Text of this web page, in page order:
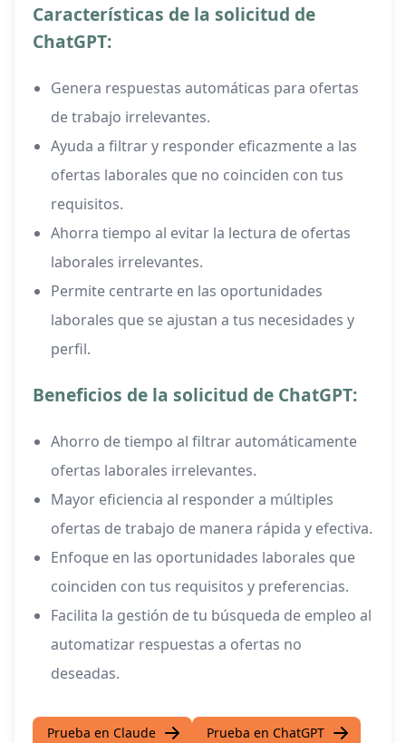
Características de la solicitud de
ChatGPT:
Genera respuestas automáticas para ofertas
de trabajo irrelevantes.
Ayuda a filtrar y responder eficazmente a las
ofertas laborales que no coinciden con tus
requisitos.
Ahorra tiempo al evitar la lectura de ofertas
laborales irrelevantes.
Permite centrarte en las oportunidades
laborales que se ajustan a tus necesidades y
perfil.
Beneficios de la solicitud de ChatGPT:
Ahorro de tiempo al filtrar automáticamente
ofertas laborales irrelevantes.
Mayor eficiencia al responder a múltiples
ofertas de trabajo de manera rápida y efectiva.
Enfoque en las oportunidades laborales que
coinciden con tus requisitos y preferencias.
Facilita la gestión de tu búsqueda de empleo al
automatizar respuestas a ofertas no
deseadas.
Prueba en Claude Prueba en ChatGPT